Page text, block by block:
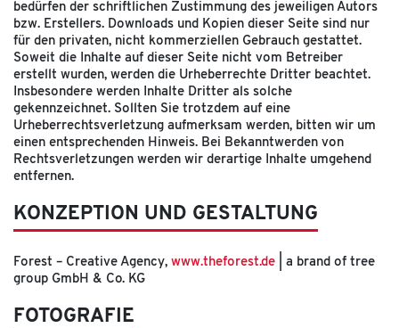
bedürfen der schriftlichen Zustimmung des jeweiligen Autors
bzw. Erstellers. Downloads und Kopien dieser Seite sind nur
für den privaten, nicht kommerziellen Gebrauch gestattet.
Soweit die Inhalte auf dieser Seite nicht vom Betreiber
erstellt wurden, werden die Urheberrechte Dritter beachtet.
Insbesondere werden Inhalte Dritter als solche
gekennzeichnet. Sollten Sie trotzdem auf eine
Urheberrechtsverletzung aufmerksam werden, bitten wir um
einen entsprechenden Hinweis. Bei Bekanntwerden von
Rechtsverletzungen werden wir derartige Inhalte umgehend
entfernen.
KONZEPTION UND GESTALTUNG
Forest – Creative Agency, www.theforest.de
| a brand of tree
group GmbH & Co. KG
FOTOGRAFIE